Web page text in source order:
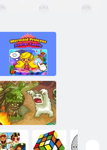
人魚姫アバタ
ー城